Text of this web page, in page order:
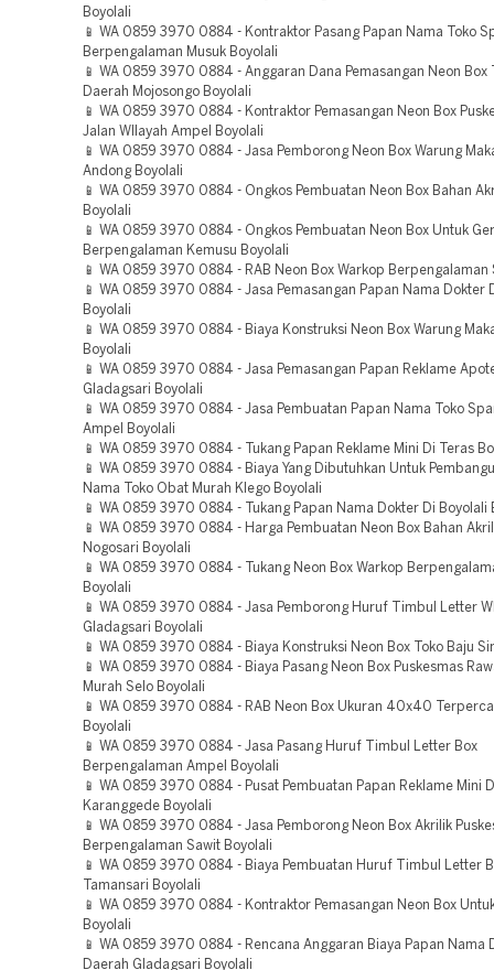
Boyolali
📱 WA 0859 3970 0884 - Kontraktor Pasang Papan Nama Toko
Berpengalaman Musuk Boyolali
📱 WA 0859 3970 0884 - Anggaran Dana Pemasangan Neon Box
Daerah Mojosongo Boyolali
📱 WA 0859 3970 0884 - Kontraktor Pemasangan Neon Box
Jalan WIlayah Ampel Boyolali
📱 WA 0859 3970 0884 - Jasa Pemborong Neon Box Warung
Andong Boyolali
📱 WA 0859 3970 0884 - Ongkos Pembuatan Neon Box Bahan
Boyolali
📱 WA 0859 3970 0884 - Ongkos Pembuatan Neon Box Untuk
Berpengalaman Kemusu Boyolali
📱 WA 0859 3970 0884 - RAB Neon Box Warkop Berpengalaman
📱 WA 0859 3970 0884 - Jasa Pemasangan Papan Nama Dokter
Boyolali
📱 WA 0859 3970 0884 - Biaya Konstruksi Neon Box Warung
Boyolali
📱 WA 0859 3970 0884 - Jasa Pemasangan Papan Reklame
Gladagsari Boyolali
📱 WA 0859 3970 0884 - Jasa Pembuatan Papan Nama Toko
Ampel Boyolali
📱 WA 0859 3970 0884 - Tukang Papan Reklame Mini Di Teras
📱 WA 0859 3970 0884 - Biaya Yang Dibutuhkan Untuk
Nama Toko Obat Murah Klego Boyolali
📱 WA 0859 3970 0884 - Tukang Papan Nama Dokter Di Boyolali
📱 WA 0859 3970 0884 - Harga Pembuatan Neon Box Bahan
Nogosari Boyolali
📱 WA 0859 3970 0884 - Tukang Neon Box Warkop
Boyolali
📱 WA 0859 3970 0884 - Jasa Pemborong Huruf Timbul Letter
Gladagsari Boyolali
📱 WA 0859 3970 0884 - Biaya Konstruksi Neon Box Toko Baju
📱 WA 0859 3970 0884 - Biaya Pasang Neon Box Puskesmas
Murah Selo Boyolali
📱 WA 0859 3970 0884 - RAB Neon Box Ukuran 40x40
Boyolali
📱 WA 0859 3970 0884 - Jasa Pasang Huruf Timbul Letter Box
Berpengalaman Ampel Boyolali
📱 WA 0859 3970 0884 - Pusat Pembuatan Papan Reklame Mini
Karanggede Boyolali
📱 WA 0859 3970 0884 - Jasa Pemborong Neon Box Akrilik
Berpengalaman Sawit Boyolali
📱 WA 0859 3970 0884 - Biaya Pembuatan Huruf Timbul Letter
Tamansari Boyolali
📱 WA 0859 3970 0884 - Kontraktor Pemasangan Neon Box
Boyolali
📱 WA 0859 3970 0884 - Rencana Anggaran Biaya Papan Nama
Daerah Gladagsari Boyolali